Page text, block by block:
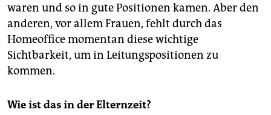
waren und so in gute Positionen kamen. Aber den
anderen, vor allem Frauen, fehlt durch das
Homeoffice momentan diese wichtige
Sichtbarkeit, um in Leitungspositionen zu
kommen.
Wie ist das in der Elternzeit?